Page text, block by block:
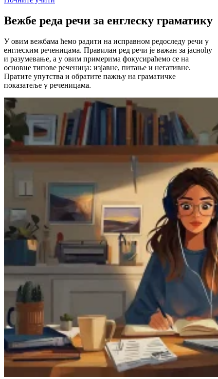
Вежбе реда речи за енглеску граматику
У овим вежбама ћемо радити на исправном редоследу речи у
енглеским реченицама. Правилан ред речи је важан за јасноћу
и разумевање, а у овим примерима фокусираћемо се на
основне типове реченица: изјавне, питање и негативне.
Пратите упутства и обратите пажњу на граматичке
показатеље у реченицама.